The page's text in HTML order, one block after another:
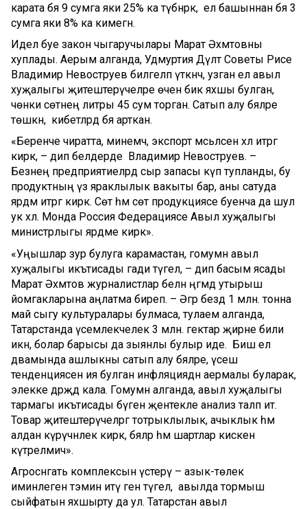
карата бәя 9 сумга яки 25% ка түбәнрәк, ә ел башыннан бәя 3
сумга яки 8% ка кимегән.
Идел буе закон чыгаручылары Марат Әхмәтовны
хуплады. Аерым алганда, Удмуртия Дәүләт Советы Рәисе
Владимир Невоструев билгеләп үткәнчә, узган ел авыл
хуҗалыгы җитештерүчеләре өчен бик яхшы булган,
чөнки сөтнең литры 45 сум торган. Сатып алу бәяләре
төшкән, ә кибетләрдә бәя арткан.
«Беренче чиратта, минемчә, экспорт мәсьәләсен хәл итәргә
кирәк, – дип белдерде Владимир Невоструев. –
Безнең предприятиеләрдә сыр запасы күп тупланды, бу
продуктның үз яраклылык вакыты бар, аны сатуда
ярдәм итәргә кирәк. Сөт һәм сөт продукциясе буенча да шул
ук хәл. Монда Россия Федерациясе Авыл хуҗалыгы
министрлыгы ярдәме кирәк».
«Уңышлар зур булуга карамастан, гомумән авыл
хуҗалыгы икътисады гади түгел, – дип басым ясады
Марат Әхмәтов журналистлар белән әңгәмәдә утырыш
йомгакларына аңлатма биреп. – Әгәр бездә 1 млн. тонна
май сыгу культуралары булмаса, тулаем алганда,
Татарстанда үсемлекчелек 3 млн. гектар җирне били
икән, болар барысы да зыянлы булыр иде. Биш ел
дәвамында ашлыкны сатып алу бәяләре, үсеш
тенденциясенә ия булган инфляциядән аермалы буларак,
элекке дәрәҗәдә кала. Гомумән алганда, авыл хуҗалыгы
тармагы икътисады бүген җентекле анализ таләп итә.
Товар җитештерүчеләргә тотрыклылык, ачыклык һәм
алдан күрүчәнлек кирәк, бәяләр һәм шартлар кискен
күтәрелмичә».
Агросәнәгать комплексын үстерү – азык-төлек
иминлеген тәэмин итү генә түгел, ә авылда тормыш
сыйфатын яхшырту да ул. Татарстан авыл